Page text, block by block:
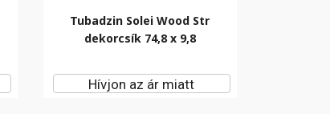
Tubadzin Solei Wood Str
dekorcsík 74,8 x 9,8
Hívjon az ár miatt